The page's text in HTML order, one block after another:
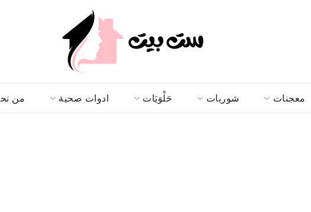
معجنات شوربات حَلْوَيَات ادوات صحية من